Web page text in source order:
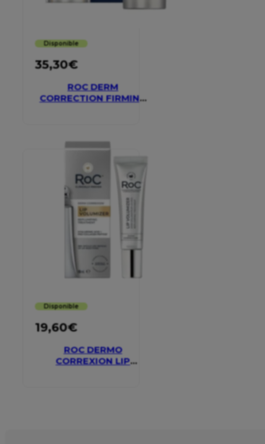
Disponible
35,30€
ROC DERM
CORRECTION FIRMING
Disponible
19,60€
ROC DERMO
CORREXION LIP